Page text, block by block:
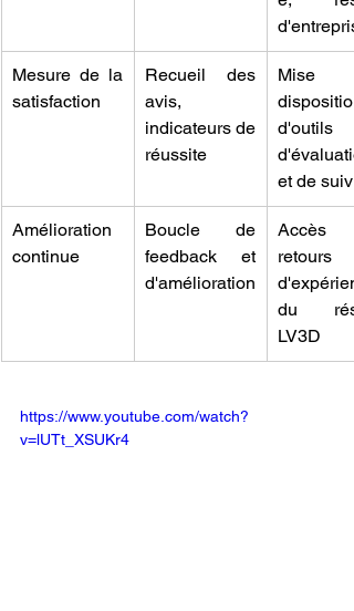
Mesure de la
satisfaction
Recueil des
avis,
indicateurs de
réussite
Mise
disposition
d'outils
et de suivi
Amélioration
continue
Boucle de
feedback et
d'amélioration
Accès
retours
du
LV3D
https://www.youtube.com/watch?
v=lUTt_XSUKr4